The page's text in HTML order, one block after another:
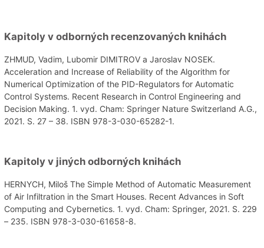
Kapitoly v odborných recenzovaných knihách
ZHMUD, Vadim, Lubomir DIMITROV a Jaroslav NOSEK.
Acceleration and Increase of Reliability of the Algorithm for
Numerical Optimization of the PID-Regulators for Automatic
Control Systems. Recent Research in Control Engineering and
Decision Making. 1. vyd. Cham: Springer Nature Switzerland A.G.,
2021. S. 27 – 38. ISBN 978-3-030-65282-1.
Kapitoly v jiných odborných knihách
HERNYCH, Miloš The Simple Method of Automatic Measurement
of Air Infiltration in the Smart Houses. Recent Advances in Soft
Computing and Cybernetics. 1. vyd. Cham: Springer, 2021. S. 229
– 235. ISBN 978-3-030-61658-8.